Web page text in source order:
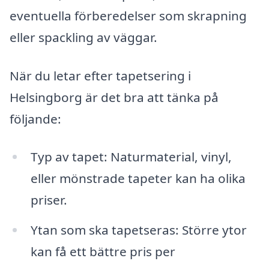
eventuella förberedelser som skrapning
eller spackling av väggar.
När du letar efter tapetsering i
Helsingborg är det bra att tänka på
följande:
Typ av tapet: Naturmaterial, vinyl,
eller mönstrade tapeter kan ha olika
priser.
Ytan som ska tapetseras: Större ytor
kan få ett bättre pris per